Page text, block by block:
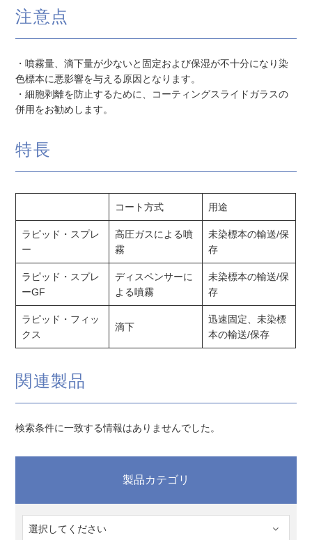
注意点
・噴霧量、滴下量が少ないと固定および保湿が不十分になり染
色標本に悪影響を与える原因となります。
・細胞剥離を防止するために、コーティングスライドガラスの
併用をお勧めします。
特長
コート方式 用途
ラピッド・スプレ
ー
高圧ガスによる噴
霧
未染標本の輸送/保
存
ラピッド・スプレ
ーGF
ディスペンサーに
よる噴霧
未染標本の輸送/保
存
ラピッド・フィッ
クス
滴下
迅速固定、未染標
本の輸送/保存
関連製品
検索条件に一致する情報はありませんでした。
製品カテゴリ